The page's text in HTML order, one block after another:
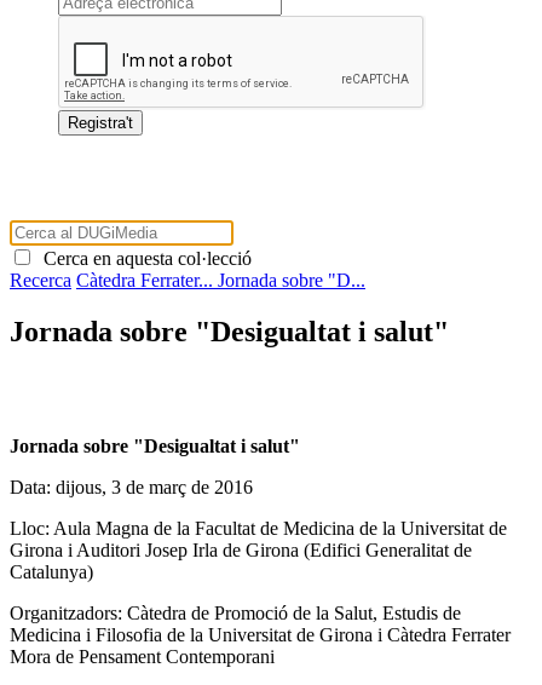
Cerca en aquesta col·lecció
Recerca Càtedra Ferrater... Jornada sobre "D...
Jornada sobre "Desigualtat i salut"
Jornada sobre "Desigualtat i salut"
Data: dijous, 3 de març de 2016
Lloc: Aula Magna de la Facultat de Medicina de la Universitat de
Girona i Auditori Josep Irla de Girona (Edifici Generalitat de
Catalunya)
Organitzadors: Càtedra de Promoció de la Salut, Estudis de
Medicina i Filosofia de la Universitat de Girona i Càtedra Ferrater
Mora de Pensament Contemporani